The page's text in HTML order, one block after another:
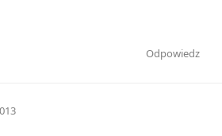
Odpowiedz